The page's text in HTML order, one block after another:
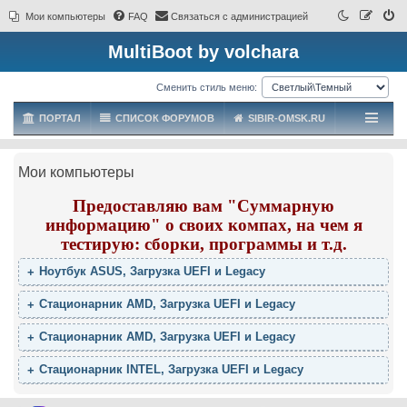
Мои компьютеры FAQ Связаться с администрацией
MultiBoot by volchara
Сменить стиль меню:
ПОРТАЛ СПИСОК ФОРУМОВ SIBIR-OMSK.RU
Мои компьютеры
Предоставляю вам "Суммарную
информацию" о своих компах, на чем я
тестирую: сборки, программы и т.д.
Ноутбук ASUS, Загрузка UEFI и Legacy
Стационарник AMD, Загрузка UEFI и Legacy
Стационарник AMD, Загрузка UEFI и Legacy
Стационарник INTEL, Загрузка UEFI и Legacy